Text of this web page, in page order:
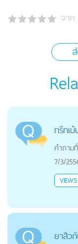
จาก:
ทรีทเ
คำถาม
7/3/
VIEWS
ยาสิว